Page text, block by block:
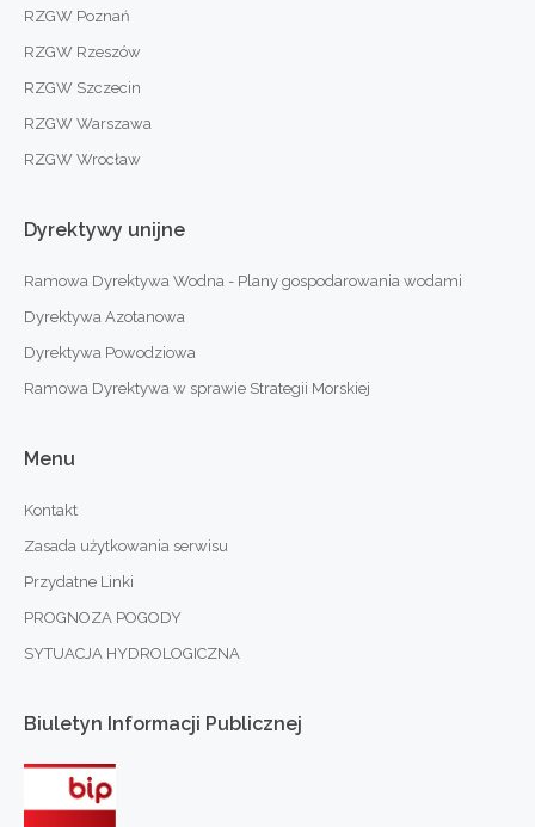
RZGW Poznań
RZGW Rzeszów
RZGW Szczecin
RZGW Warszawa
RZGW Wrocław
Dyrektywy unijne
Ramowa Dyrektywa Wodna - Plany gospodarowania wodami
Dyrektywa Azotanowa
Dyrektywa Powodziowa
Ramowa Dyrektywa w sprawie Strategii Morskiej
Menu
Kontakt
Zasada użytkowania serwisu
Przydatne Linki
PROGNOZA POGODY
SYTUACJA HYDROLOGICZNA
Biuletyn Informacji Publicznej